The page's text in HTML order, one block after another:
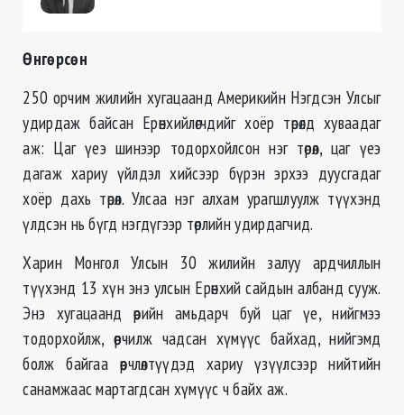
Өнгөрсөн
250 орчим жилийн хугацаанд Америкийн Нэгдсэн Улсыг
удирдаж байсан Ерөнхийлөгчдийг хоёр төрөлд хуваадаг
аж: Цаг үеэ шинээр тодорхойлсон нэг төрөл, цаг үеэ
дагаж хариу үйлдэл хийсээр бүрэн эрхээ дуусгадаг
хоёр дахь төрөл. Улсаа нэг алхам урагшлуулж түүхэнд
үлдсэн нь бүгд нэгдүгээр төрлийн удирдагчид.
Харин Монгол Улсын 30 жилийн залуу ардчиллын
түүхэнд 13 хүн энэ улсын Ерөнхий сайдын албанд сууж.
Энэ хугацаанд өөрийн амьдарч буй цаг үе, нийгмээ
тодорхойлж, өөрчилж чадсан хүмүүс байхад, нийгэмд
болж байгаа өөрчлөлтүүдэд хариу үзүүлсээр нийтийн
санамжаас мартагдсан хүмүүс ч байх аж.